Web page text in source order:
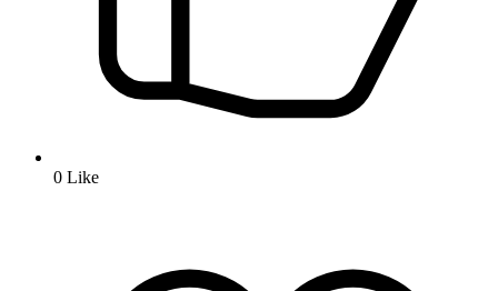
0 Like